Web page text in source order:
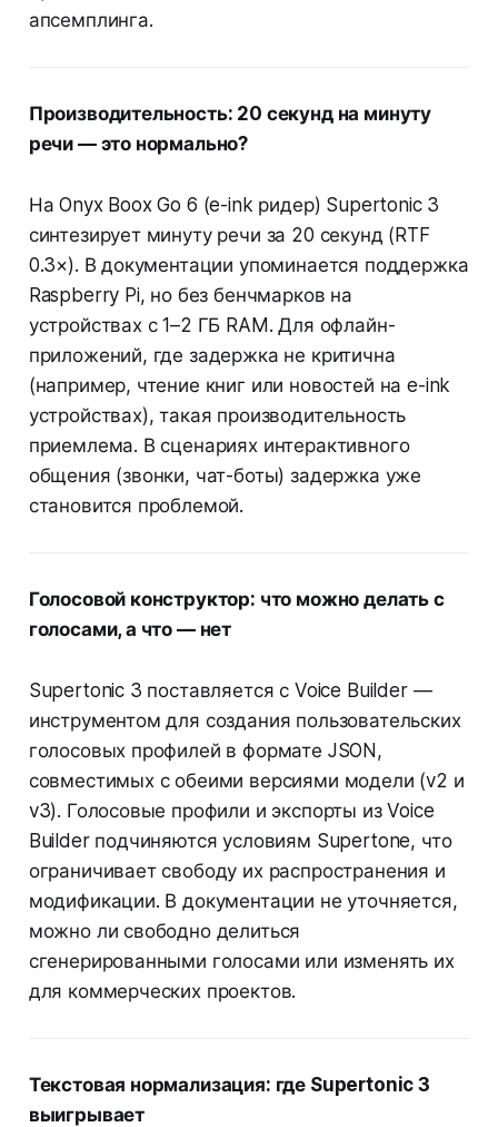
апсемплинга.
Производительность: 20 секунд на минуту
речи — это нормально?
На Onyx Boox Go 6 (e-ink ридер) Supertonic 3
синтезирует минуту речи за 20 секунд (RTF
0.3×). В документации упоминается поддержка
Raspberry Pi, но без бенчмарков на
устройствах с 1–2 ГБ RAM. Для офлайн-
приложений, где задержка не критична
(например, чтение книг или новостей на e-ink
устройствах), такая производительность
приемлема. В сценариях интерактивного
общения (звонки, чат-боты) задержка уже
становится проблемой.
Голосовой конструктор: что можно делать с
голосами, а что — нет
Supertonic 3 поставляется с Voice Builder —
инструментом для создания пользовательских
голосовых профилей в формате JSON,
совместимых с обеими версиями модели (v2 и
v3). Голосовые профили и экспорты из Voice
Builder подчиняются условиям Supertone, что
ограничивает свободу их распространения и
модификации. В документации не уточняется,
можно ли свободно делиться
сгенерированными голосами или изменять их
для коммерческих проектов.
Текстовая нормализация: где Supertonic 3
выигрывает